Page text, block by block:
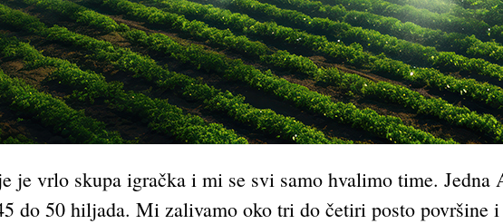
je vrlo skupa igračka i mi se svi samo hvalimo time.
do 50 hiljada. Mi zalivamo oko tri do četiri posto površine